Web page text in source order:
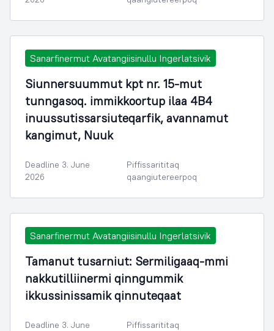
Sanarfinermut Avatangiisinullu Ingerlatsivik
Siunnersuummut kpt nr. 15-mut
tunngasoq. immikkoortup ilaa 4B4
inuussutissarsiuteqarfik, avannamut
kangimut, Nuuk
Deadline 3. June
2026
Piffissarititaq
qaangiutereerpoq
Sanarfinermut Avatangiisinullu Ingerlatsivik
Tamanut tusarniut: Sermiligaaq-mmi
nakkutilliinermi qinngummik
ikkussinissamik qinnuteqaat
Deadline 3. June
Piffissarititaq